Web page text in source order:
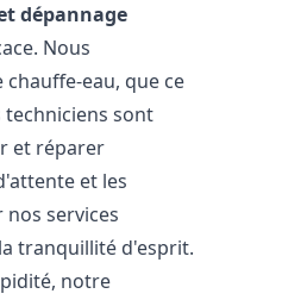
dépannage
Nous
eau, que ce
sont
et réparer
et les
services
tranquillité d'esprit.
notre